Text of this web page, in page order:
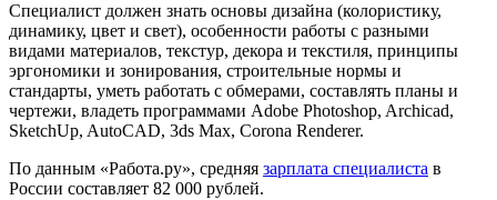
Специалист должен знать основы дизайна (колористику,
динамику, цвет и свет), особенности работы с разными
видами материалов, текстур, декора и текстиля, принципы
эргономики и зонирования, строительные нормы и
стандарты, уметь работать с обмерами, составлять планы и
чертежи, владеть программами Adobe Photoshop, Archicad,
SketchUp, AutoCAD, 3ds Max, Corona Renderer.
По данным «Работа.ру», средняя зарплата специалиста в
России составляет 82 000 рублей.